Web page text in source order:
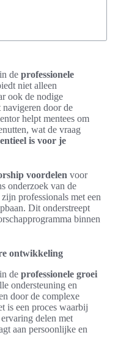
de professionele
niet alleen
ook de nodige
door de
helpt mentees om
wat de vraag
is voor je
voordelen voor
onderzoek van de
professionals met een
Dit onderstreept
binnen
ontwikkeling
de professionele groei
ondersteuning en
door de complexe
is een proces waarbij
delen met
aan persoonlijke en